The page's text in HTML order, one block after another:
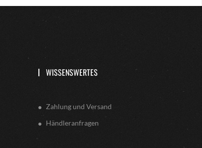
WISSENSWERTES
Zahlung und Versand
Händleranfragen